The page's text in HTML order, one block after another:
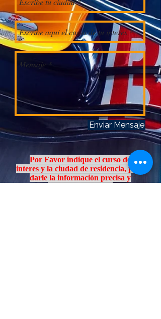
Enviar Mensaje
Por Favor indique el curso de
interes y la ciudad de residencia, para
darle la información precisa y